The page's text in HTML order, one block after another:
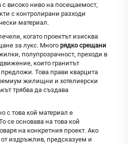
с високо ниво на посещаемост,
с контролирани разходи
материал.
когато проектът изисква
за лукс. Много рядко срещани
полупрозрачност, преходи в
които гранитът
Това прави кварцита
жилищни и хотелиерски
трябва да създава
с това кой материал е
се основава на това кой
на конкретния проект. Ако
издръжлив, предсказуем и